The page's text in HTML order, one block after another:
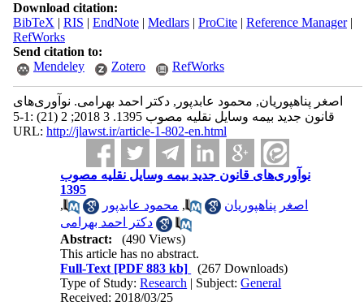
Download citation:
BibTeX | RIS | EndNote| Medlars| ProCite| Reference Manager|
RefWorks
Send citation to:
Mendeley
Zotero RefWorks
اصغر پناهپوریان, محمود عابدپور, دکتر احمد بهرامی. نوآوری‌های
قانون جدید بیمه وسایل نقلیه مصوب 1395. 3 2018; 2 (21) :1-5
URL: http://jlawst.ir/article-1-802-en.html
نوآوری‌های قانون جدید بیمه وسایل نقلیه مصوب
1395
اصغر پناهپوریان
, محمود عابدپور
,
دکتر احمد بهرامی
Abstract:
(490 Views)
This article has no abstract.
Full-Text [PDF 883 kb]
(267 Downloads)
Type of Study:Research | Subject:General
Received: 2018/03/25